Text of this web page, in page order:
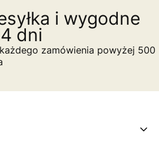
i wygodne
dni
zamówienia powyżej 500